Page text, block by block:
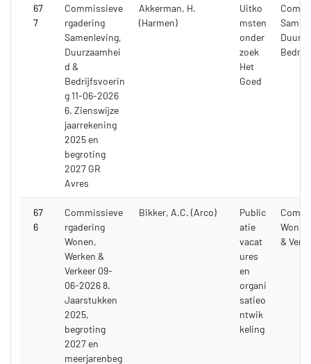
67
7
Commissieve
rgadering
Samenleving,
Duurzaamhei
d &
Bedrijfsvoerin
g 11-06-2026
6. Zienswijze
jaarrekening
2025 en
begroting
2027 GR
Avres
Akkerman, H.
(Harmen)
Uitko
msten
onder
zoek
Het
Goed
67
6
Commissieve
rgadering
Wonen,
Werken &
Verkeer 09-
06-2026 8.
Jaarstukken
2025,
begroting
2027 en
meerjarenbeg
Bikker, A.C. (Arco)
Public
atie
vacat
ures
en
organi
satieo
ntwik
keling
&